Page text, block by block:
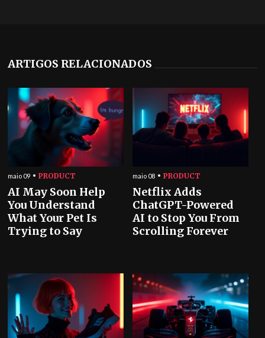
ARTIGOS RELACIONADOS
maio 09 PRODUCT
AI May Soon Help
You Understand
What Your Pet Is
Trying to Say
maio 08 PRODUCT
Netflix Adds
ChatGPT-Powered
AI to Stop You From
Scrolling Forever